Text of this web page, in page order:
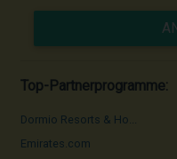
Top-Partnerprogramme:
Dormio Resorts & Ho...
Emirates.com